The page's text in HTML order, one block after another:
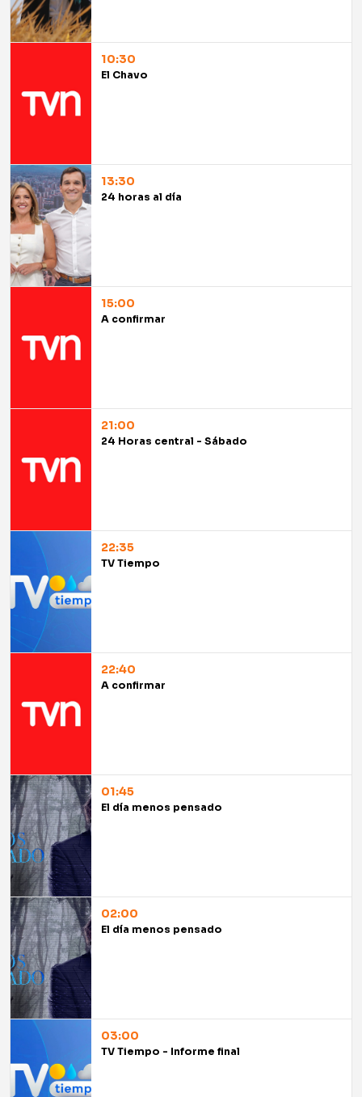
10:30
El Chavo
13:30
24 horas al día
15:00
A confirmar
21:00
24 Horas central - Sábado
22:35
TV Tiempo
22:40
A confirmar
01:45
El día menos pensado
02:00
El día menos pensado
03:00
TV Tiempo - Informe final